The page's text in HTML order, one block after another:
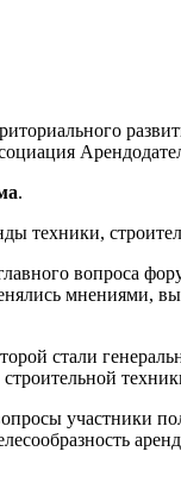
.
техники,
вопроса
мнениями,
стали
участники